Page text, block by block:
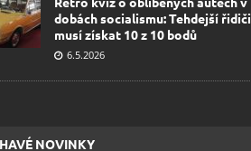
dobách socialismu: Tehdejší řidiči
musí získat 10 z 10 bodů
6.5.2026
NOVINKY